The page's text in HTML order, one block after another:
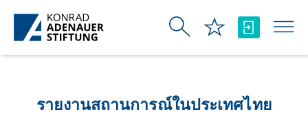
Skip to Main Content
รายงานสถานการณ์ในประเทศไทย